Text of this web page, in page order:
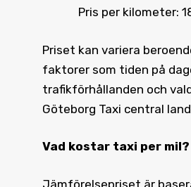
Pris per kilometer:
Priset kan variera
faktorer som tiden på
trafikförhållanden och
Göteborg Taxi central
Vad kostar taxi per mil?
Jämförelsepriset är